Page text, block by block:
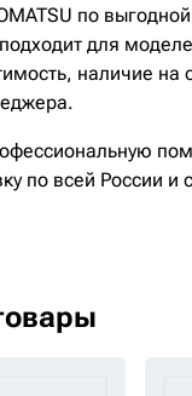
по
для
наличие на
по всей России и